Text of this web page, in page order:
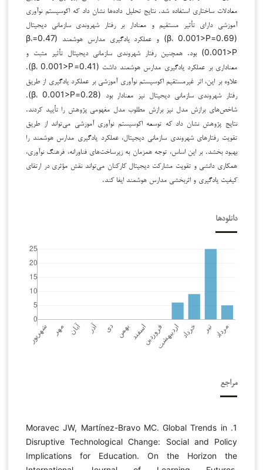
معادلات ساختاری استفاده شد. نتایج تحلیل داده‌ها نشان داد که اکوسیستم نوآوری
آموزشی دارای تأثیر مستقیم و معنادار بر رفتار شهروندی سازمانی دیجیتال
(0.69=β، 0.001>P) و عملکرد یادگیری مدارس هوشمند (0.47=β،
0.001>P) بود. همچنین رفتار شهروندی سازمانی دیجیتال تأثیر مثبت و
معناداری بر عملکرد یادگیری مدارس هوشمند داشت (0.41=β، 0.001>P).
علاوه بر این، اثر غیرمستقیم اکوسیستم نوآوری آموزشی بر عملکرد یادگیری از طریق
رفتار شهروندی سازمانی دیجیتال نیز معنادار بود (0.28=β، 0.001>P).
شاخص‌های برازش مدل نیز برازش مطلوب مدل مفهومی پژوهش را تأیید کردند.
نتایج پژوهش نشان داد که توسعه اکوسیستم نوآوری آموزشی می‌تواند از طریق
تقویت رفتارهای شهروندی سازمانی دیجیتال، عملکرد یادگیری مدارس هوشمند را
بهبود بخشد. بر این اساس، توجه همزمان به زیرساخت‌های فناورانه، فرهنگ نوآوری،
همکاری دانشی و تقویت مشارکت دیجیتال کارکنان می‌تواند نقش مؤثری در ارتقای
کیفیت یادگیری و اثربخشی مدارس هوشمند ایفا کند.
دانلودها
مراجع
1. Moravec JW, Martínez-Bravo MC. Global Trends in
Disruptive Technological Change: Social and Policy
Implications for Education. On the Horizon the